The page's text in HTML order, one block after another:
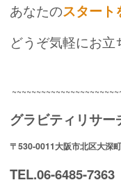
あなたのスタート
どうぞ気軽にお
グラビティリサー
〒530-0011大阪市北区大深
TEL.06-6485-7363